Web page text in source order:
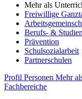
Mehr als
Freiwillige
Berufs- &
Prävention
Schulsozialarbeit
Partnerschulen
Profil Personen Mehr
Fachbereiche